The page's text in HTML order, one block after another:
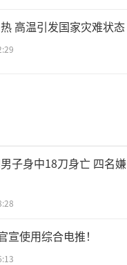
高温引发国家灾难状态
子身中18刀身亡 四名嫌
宣使用综合电推！